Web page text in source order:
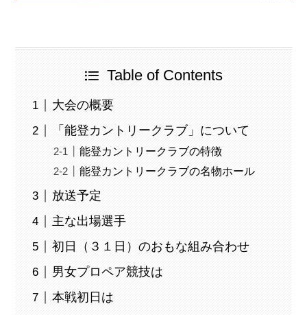
Table of Contents
大会の概要
「能登カントリークラブ」について
能登カントリークラブの特徴
能登カントリークラブの名物ホール
放送予定
主な出場選手
初日（３１日）のおもな組み合わせ
男女プロペア競技は
本戦初日は